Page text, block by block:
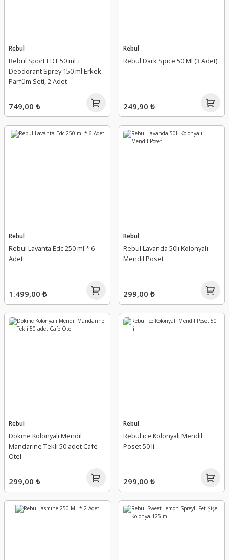
Rebul
Rebul Sport EDT 50 ml +
Deodorant Sprey 150 ml Erkek
Parfüm Seti, 2 Adet
749,00 ₺
Rebul
Rebul Dark Spıce 50 Ml (3 Adet)
249,90 ₺
Rebul
Rebul Lavanta Edc 250 ml * 6
Adet
1.499,00 ₺
Rebul
Rebul Lavanda 50lı Kolonyalı
Mendil Poset
299,00 ₺
Rebul
Dökme Kolonyalı Mendil
Mandarine Tekli 50 adet Cafe
Otel
299,00 ₺
Rebul
Rebul ice Kolonyalı Mendil
Poset 50 li
299,00 ₺